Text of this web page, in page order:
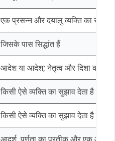
एक प्रसन्न और दयालु व्यक्ति का संकेत
जिसके पास सिद्धांत हैं
आदेश या आदेश; नेतृत्व और दिशा का
किसी ऐसे व्यक्ति का सुझाव देता है जो
किसी ऐसे व्यक्ति का सुझाव देता है जो